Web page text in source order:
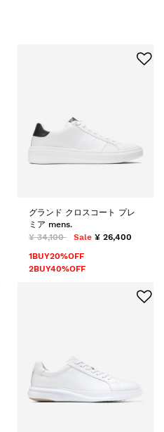
グランド クロスコート プレ
ミア mens.
¥ 34,100
Sale ¥ 26,400
1BUY20%OFF
2BUY40%OFF